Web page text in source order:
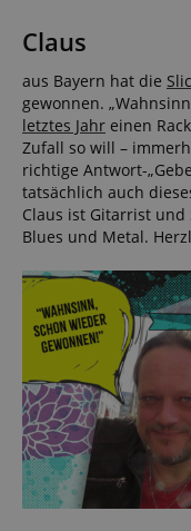
Claus
aus Bayern hat die
gewonnen.
letztes Jahr einen
Zufall so will –
richtige Antwort-
tatsächlich auch
Claus ist Gitarrist
Blues und Metal.